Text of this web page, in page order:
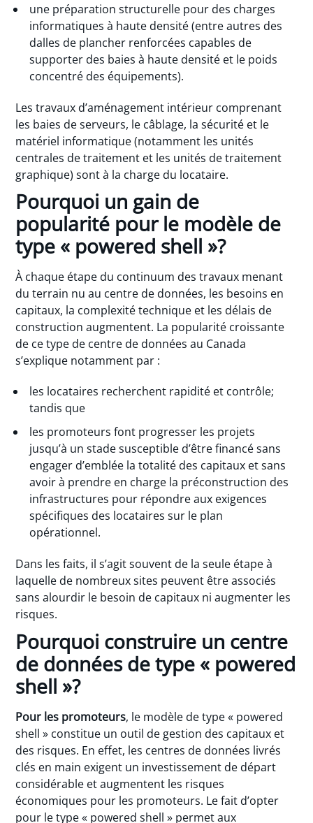
une préparation structurelle pour des charges
informatiques à haute densité (entre autres des
dalles de plancher renforcées capables de
supporter des baies à haute densité et le poids
concentré des équipements).
Les travaux d’aménagement intérieur comprenant
les baies de serveurs, le câblage, la sécurité et le
matériel informatique (notamment les unités
centrales de traitement et les unités de traitement
graphique) sont à la charge du locataire.
Pourquoi un gain de
popularité pour le modèle de
type « powered shell »?
À chaque étape du continuum des travaux menant
du terrain nu au centre de données, les besoins en
capitaux, la complexité technique et les délais de
construction augmentent. La popularité croissante
de ce type de centre de données au Canada
s’explique notamment par :
les locataires recherchent rapidité et contrôle;
tandis que
les promoteurs font progresser les projets
jusqu’à un stade susceptible d’être financé sans
engager d’emblée la totalité des capitaux et sans
avoir à prendre en charge la préconstruction des
infrastructures pour répondre aux exigences
spécifiques des locataires sur le plan
opérationnel.
Dans les faits, il s’agit souvent de la seule étape à
laquelle de nombreux sites peuvent être associés
sans alourdir le besoin de capitaux ni augmenter les
risques.
Pourquoi construire un centre
de données de type « powered
shell »?
Pour les promoteurs, le modèle de type « powered
shell » constitue un outil de gestion des capitaux et
des risques. En effet, les centres de données livrés
clés en main exigent un investissement de départ
considérable et augmentent les risques
économiques pour les promoteurs. Le fait d’opter
pour le type « powered shell » permet aux